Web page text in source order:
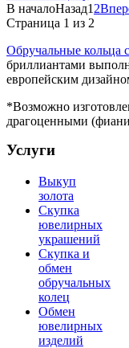
В началоНазад1 2
Страница 1 из 2
Обручальные кольца
бриллиантами
европейским
*Возможно
драгоценными
Услуги
Выкуп
золота
Скупка
ювелирных
украшений
Скупка и
обмен
обручальных
колец
Обмен
ювелирных
изделий